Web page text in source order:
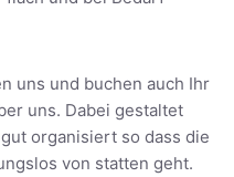
uns und buchen auch Ihr
uns. Dabei gestaltet
organisiert so dass die
von statten geht.